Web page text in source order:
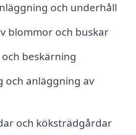
och underhåll
blommor och buskar
beskärning
och anläggning av
och köksträdgårdar